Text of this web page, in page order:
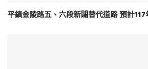
平鎮金陵路五、六段新闢替代道路 預計117